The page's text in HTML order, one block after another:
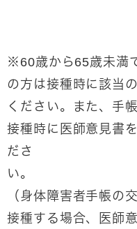
※60歳から65歳未満
の方は接種時に該当
ください。また、手
接種時に医師意見書
ださ
（身体障害者手帳の
接種する場合、医師